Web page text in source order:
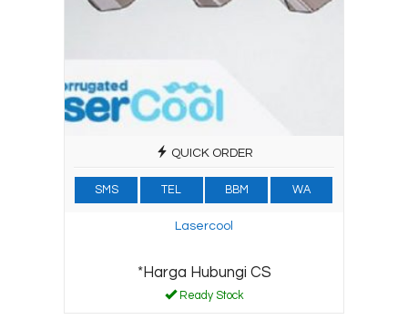
QUICK ORDER
SMS TEL BBM WA
Lasercool
*Harga Hubungi CS
Ready Stock